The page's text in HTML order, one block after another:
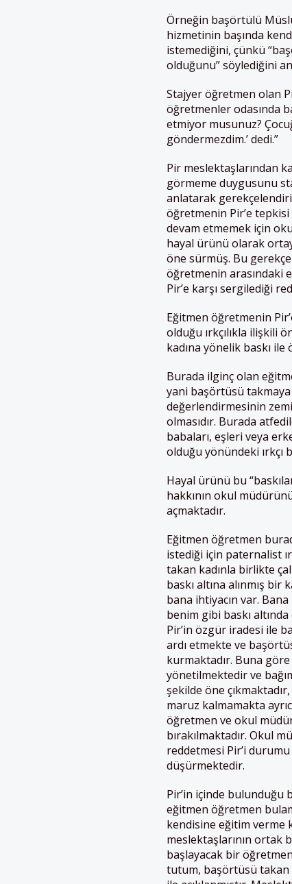
Örneğin başörtülü
hizmetinin başında
istemediğini, çünkü
olduğunu” söylediğini
Stajyer öğretmen olan
öğretmenler odasında
etmiyor musunuz?
göndermezdim.’ dedi.”
Pir meslektaşlarından
görmeme duygusunu
anlatarak
öğretmenin Pir’e
devam etmemek için
hayal ürünü olarak
öne sürmüş. Bu
öğretmenin arasındaki
Pir’e karşı sergilediği
Eğitmen öğretmenin
olduğu ırkçılıkla ilişkili
kadına yönelik baskı
Burada ilginç olan
yani başörtüsü takmaya
değerlendirmesinin
olmasıdır. Burada
babaları, eşleri veya
olduğu yönündeki ırkçı
Hayal ürünü bu
hakkının okul
açmaktadır.
Eğitmen öğretmen
istediği için paternalist
takan kadınla birlikte
baskı altına alınmış
bana ihtiyacın var.
benim gibi baskı
Pir’in özgür iradesi ile
ardı etmekte ve
kurmaktadır. Buna
yönetilmektedir ve
şekilde öne
maruz kalmamakta
öğretmen ve okul
bırakılmaktadır. Okul
reddetmesi Pir’i durumu
düşürmektedir.
Pir’in içinde bulunduğu
eğitmen öğretmen
kendisine eğitim verme
meslektaşlarının ortak
başlayacak bir
tutum, başörtüsü takan